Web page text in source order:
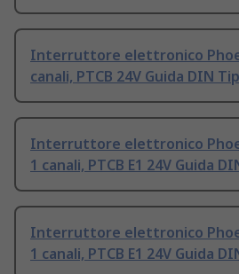
Interruttore elettronico
canali, PTCB 24V Guida DIN
Interruttore elettronico
1 canali, PTCB E1 24V Guida
Interruttore elettronico
1 canali, PTCB E1 24V Guida